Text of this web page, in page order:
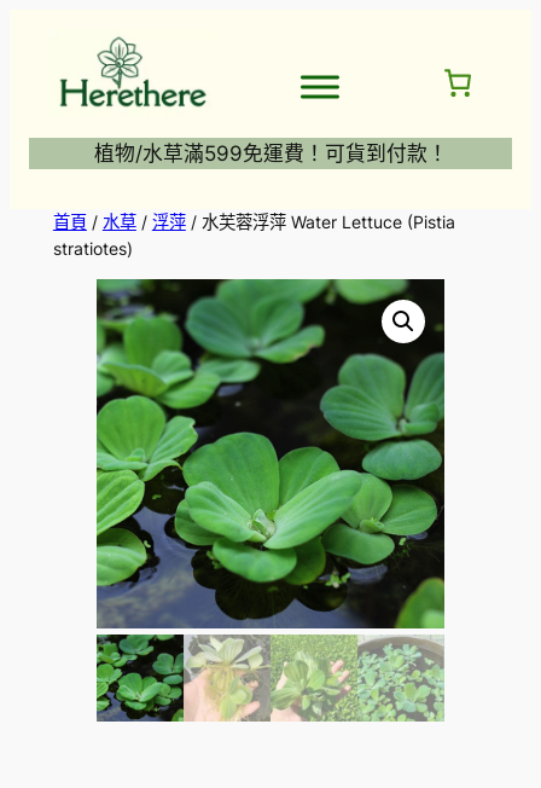
植物/水草滿599免運費！可貨到付款！
首頁/ 水草/ 浮萍/ 水芙蓉浮萍 Water Lettuce (Pistia
stratiotes)